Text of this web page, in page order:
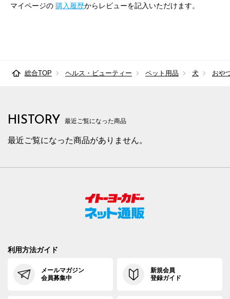
マイページの 購入履歴からレビューを記入いただけます。
総合TOP ヘルス・ビューティー ペット用品 犬 おや
HISTORY 最近ご覧になった商品
最近ご覧になった商品がありません。
利用方法ガイド
メールマガジン
会員募集中
新規会員
登録ガイド